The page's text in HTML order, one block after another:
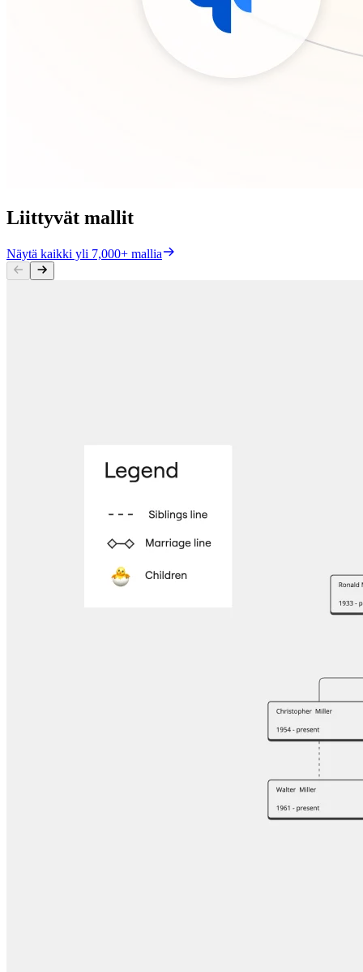
Liittyvät mallit
Näytä kaikki yli 7,000+ mallia